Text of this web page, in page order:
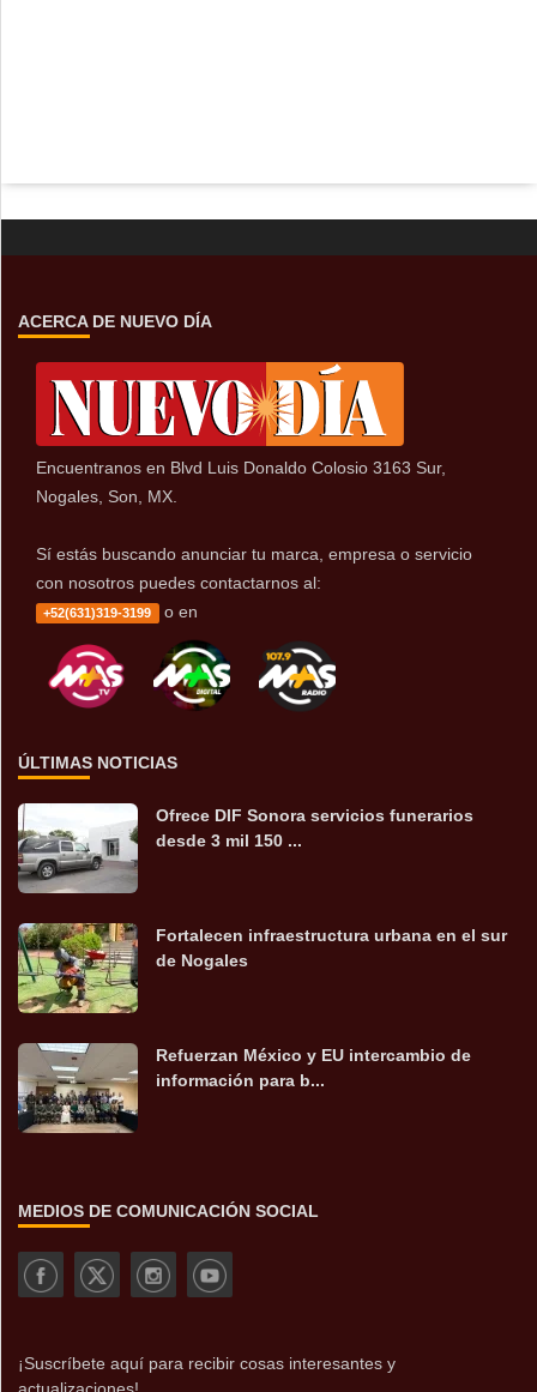
ACERCA DE NUEVO DÍA
Encuentranos en Blvd Luis Donaldo Colosio 3163 Sur,
Nogales, Son, MX.
Sí estás buscando anunciar tu marca, empresa o servicio
con nosotros puedes contactarnos al:
+52(631)319-3199 o en
ÚLTIMAS NOTICIAS
Ofrece DIF Sonora servicios funerarios
desde 3 mil 150 ...
Fortalecen infraestructura urbana en el sur
de Nogales
Refuerzan México y EU intercambio de
información para b...
MEDIOS DE COMUNICACIÓN SOCIAL
¡Suscríbete aquí para recibir cosas interesantes y